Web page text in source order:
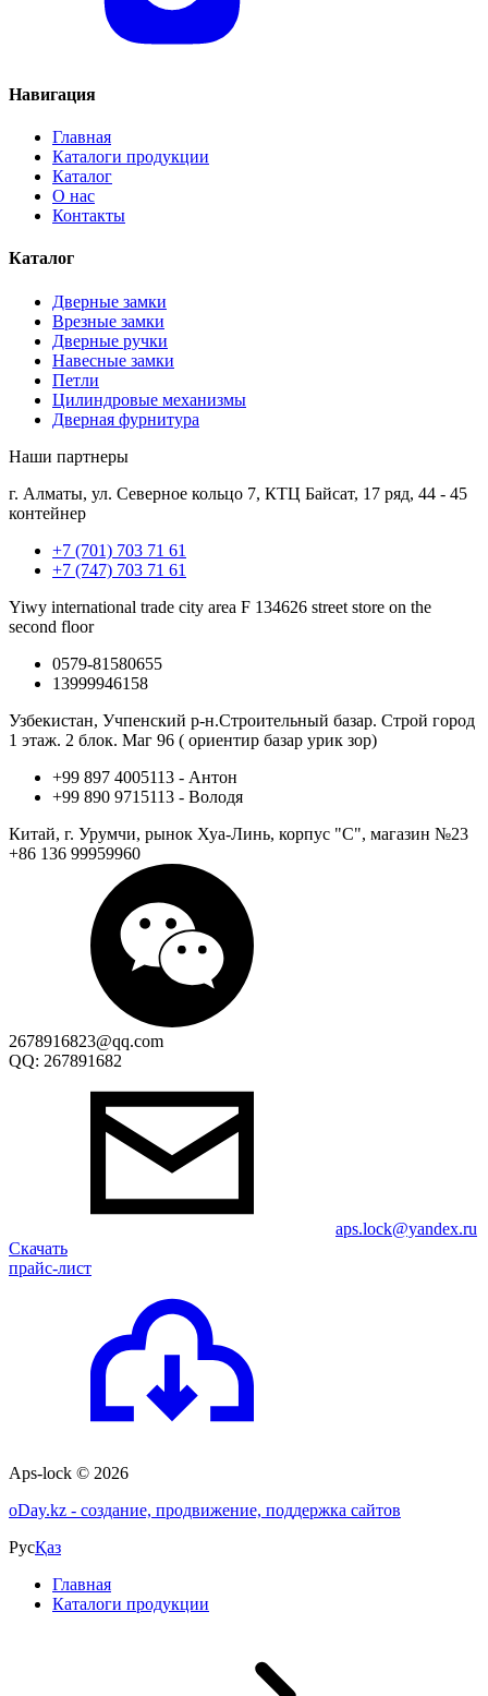
Навигация
Главная
Каталоги продукции
Каталог
О нас
Контакты
Каталог
Дверные замки
Врезные замки
Дверные ручки
Навесные замки
Петли
Цилиндровые механизмы
Дверная фурнитура
Наши партнеры
г. Алматы, ул. Северное кольцо 7, КТЦ Байсат, 17 ряд, 44 - 45
контейнер
+7 (701) 703 71 61
+7 (747) 703 71 61
Yiwy international trade city area F 134626 street store on the
second floor
0579-81580655
13999946158
Узбекистан, Учпенский р-н.Строительный базар. Строй город
1 этаж. 2 блок. Маг 96 ( ориентир базар урик зор)
+99 897 4005113 - Антон
+99 890 9715113 - Володя
Китай, г. Урумчи, рынок Хуа-Линь, корпус "С", магазин №23
+86 136 99959960
2678916823@qq.com
QQ: 267891682
aps.lock@yandex.ru
Скачать
прайс-лист
Aps-lock © 2026
oDay.kz - создание, продвижение, поддержка сайтов
РусҚаз
Главная
Каталоги продукции